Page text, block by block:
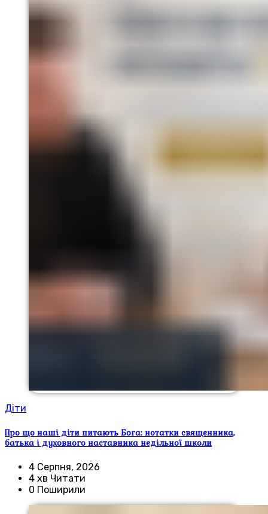
Діти
Про що наші діти питають Бога: нотатки священника,
батька і духовного наставника недільної школи
4 Серпня, 2026
4 хв Читати
0 Поширили